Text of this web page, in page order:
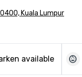
Kuala Lumpur
available child_care